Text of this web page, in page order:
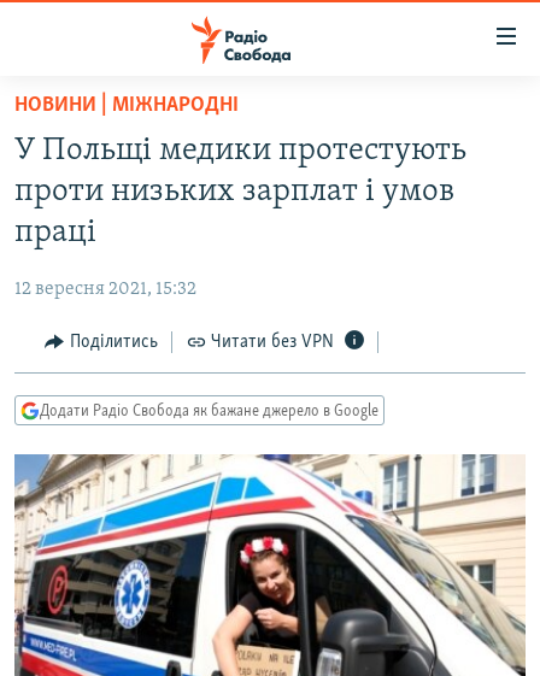
Перейти
основного
матеріалу
Перейти
до
основної
навігації
Перейти
до
пошуку
ВСЕ ЗА ДОБУ
СТАТТІ
ЕКОНОМІКА
СУСПІЛЬСТВО
УКРАЇНА
СВІТ
РОСІЙСЬКА «ФІЛЬТРАЦІЯ»
ДОНБАС.РЕАЛІЇ
ТИ ЯК?
СХЕМИ
КИТАЙ.ВИКЛИКИ
МУЛЬТИМЕДІА
ФОТО
СПЕЦПРОЄКТИ
НОВИНИ | МІЖНАРОДНІ
У Польщі медики протестують
проти низьких зарплат і умов
праці
12 вересня 2021, 15:32
Поділитись Читати без VPN
Додати Радіо Свобода як бажане джерело в Google